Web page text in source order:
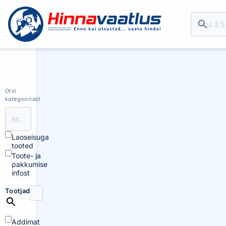
Otsi
kategooriast
Laoseisuga
tooted
Toote- ja
pakkumise
infost
Tootjad
Addimat